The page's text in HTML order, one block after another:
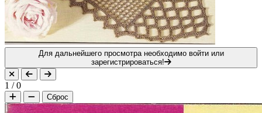
Для дальнейшего просмотра необходимо войти или
зарегистрироваться!
1 /0
Сброс